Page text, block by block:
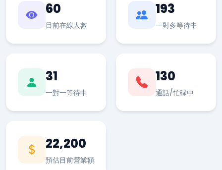
60
目前在線人數
193
一對多等待中
31
一對一等待中
130
通話/忙碌中
22,200
預估目前營業額